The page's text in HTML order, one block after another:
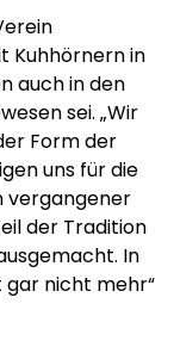
Kuhhörnern in
auch in den
sei. „Wir
Form der
uns für die
vergangener
der Tradition
In
gar nicht mehr“